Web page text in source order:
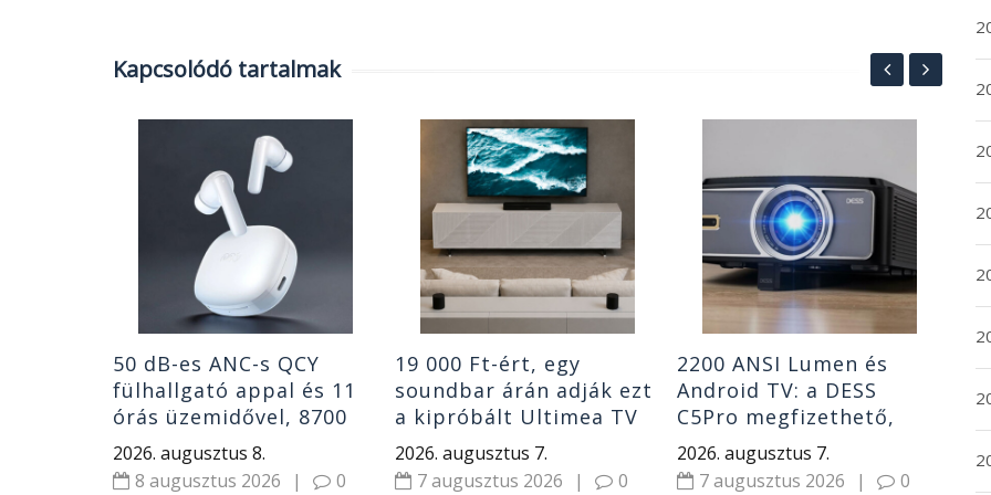
Kapcsolódó tartalmak
50 dB-es ANC-s QCY
fülhallgató appal és 11
órás üzemidővel, 8700
Ft-ért
2026. augusztus 8.
8 augusztus 2026
| 0
19 000 Ft-ért, egy
soundbar árán adják ezt
a kipróbált Ultimea TV
hangrendszert
2026. augusztus 7.
7 augusztus 2026
| 0
2200 ANSI Lumen és
Android TV: a DESS
C5Pro megfizethető,
mégsem tipikus olcsó
projektor
2026. augusztus 7.
7 augusztus 2026
| 0
A